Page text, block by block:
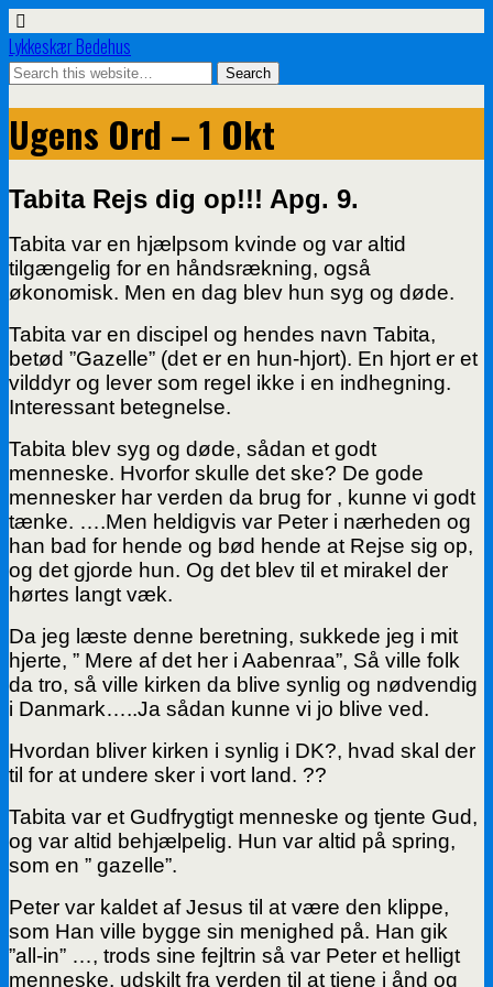
Lykkeskær Bedehus
Ugens Ord – 1 Okt
Tabita Rejs dig op!!! Apg. 9.
Tabita var en hjælpsom kvinde og var altid
tilgængelig for en håndsrækning, også
økonomisk. Men en dag blev hun syg og døde.
Tabita var en discipel og hendes navn Tabita,
betød ”Gazelle” (det er en hun-hjort). En hjort er et
vilddyr og lever som regel ikke i en indhegning.
Interessant betegnelse.
Tabita blev syg og døde, sådan et godt
menneske. Hvorfor skulle det ske? De gode
mennesker har verden da brug for , kunne vi godt
tænke. ….Men heldigvis var Peter i nærheden og
han bad for hende og bød hende at Rejse sig op,
og det gjorde hun. Og det blev til et mirakel der
hørtes langt væk.
Da jeg læste denne beretning, sukkede jeg i mit
hjerte, ” Mere af det her i Aabenraa”, Så ville folk
da tro, så ville kirken da blive synlig og nødvendig
i Danmark…..Ja sådan kunne vi jo blive ved.
Hvordan bliver kirken i synlig i DK?, hvad skal der
til for at undere sker i vort land. ??
Tabita var et Gudfrygtigt menneske og tjente Gud,
og var altid behjælpelig. Hun var altid på spring,
som en ” gazelle”.
Peter var kaldet af Jesus til at være den klippe,
som Han ville bygge sin menighed på. Han gik
”all-in” …, trods sine fejltrin så var Peter et helligt
menneske, udskilt fra verden til at tjene i ånd og